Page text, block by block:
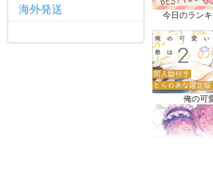
海外発送
サンプル
今日のラン
俺の可